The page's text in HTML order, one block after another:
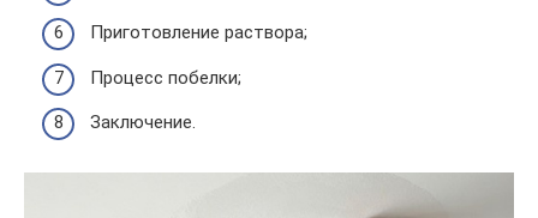
Приготовление раствора;
Процесс побелки;
Заключение.